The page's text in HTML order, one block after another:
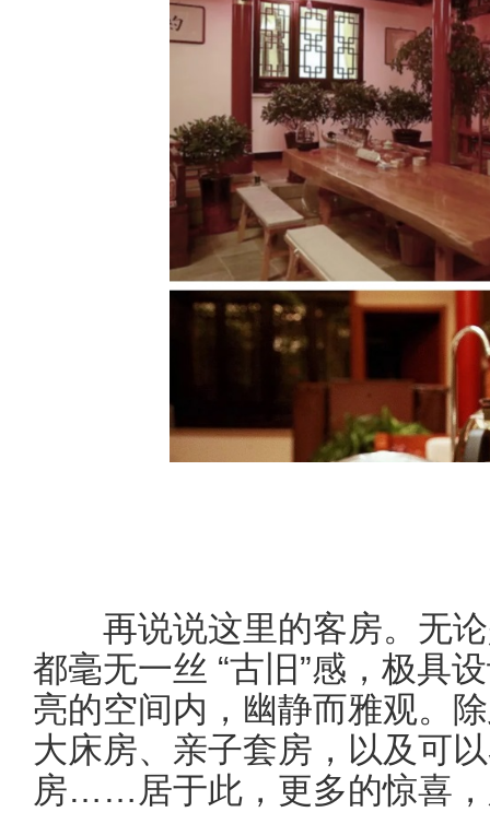
再说说这里的客房。无论
都毫无一丝 “古旧”感，极具
亮的空间内，幽静而雅观。
大床房、亲子套房，以及可
房……居于此，更多的惊喜